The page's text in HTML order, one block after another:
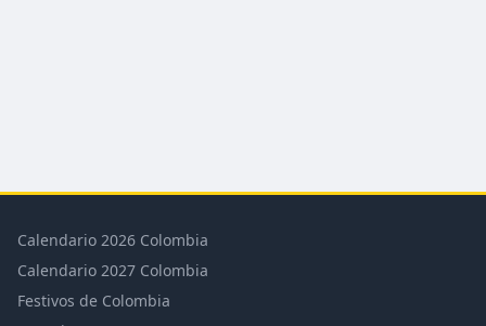
Calendario 2026 Colombia
Calendario 2027 Colombia
Festivos de Colombia